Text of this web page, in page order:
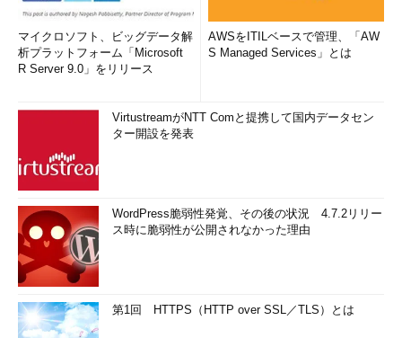
マイクロソフト、ビッグデータ解
析プラットフォーム「Microsoft
R Server 9.0」をリリース
AWSをITILベースで管理、「AW
S Managed Services」とは
VirtustreamがNTT Comと提携して国内データセン
ター開設を発表
WordPress脆弱性発覚、その後の状況 4.7.2リリー
ス時に脆弱性が公開されなかった理由
第1回 HTTPS（HTTP over SSL／TLS）とは